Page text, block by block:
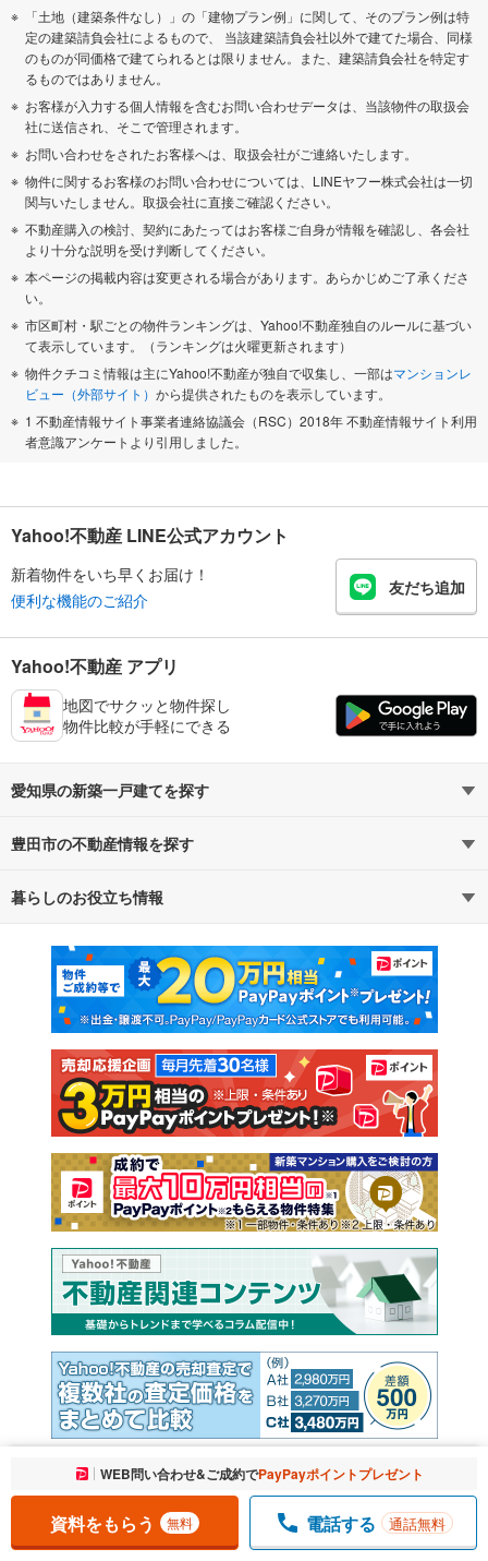
「土地（建築条件なし）」の「建物プラン例」に関して、そのプラン例は特
定の建築請負会社によるもので、 当該建築請負会社以外で建てた場合、同様
のものが同価格で建てられるとは限りません。また、建築請負会社を特定す
るものではありません。
お客様が入力する個人情報を含むお問い合わせデータは、当該物件の取扱会
社に送信され、そこで管理されます。
お問い合わせをされたお客様へは、取扱会社がご連絡いたします。
物件に関するお客様のお問い合わせについては、LINEヤフー株式会社は一切
関与いたしません。取扱会社に直接ご確認ください。
不動産購入の検討、契約にあたってはお客様ご自身が情報を確認し、各会社
より十分な説明を受け判断してください。
本ページの掲載内容は変更される場合があります。あらかじめご了承くださ
い。
市区町村・駅ごとの物件ランキングは、Yahoo!不動産独自のルールに基づい
て表示しています。（ランキングは火曜更新されます）
物件クチコミ情報は主にYahoo!不動産が独自で収集し、一部はマンションレ
ビュー（外部サイト） から提供されたものを表示しています。
1 不動産情報サイト事業者連絡協議会（RSC）2018年 不動産情報サイト利用
者意識アンケートより引用しました。
お気に入りに追加しました。 一覧を開く
WEB問い合わせ&ご成約でPayPayポイントプレゼント
資料をもらう 無料 電話する 通話無料
Yahoo!不動産 LINE公式アカウント
新着物件をいち早くお届け！
便利な機能のご紹介
友だち追加
Yahoo!不動産 アプリ
地図でサクッと物件探し
物件比較が手軽にできる
愛知県の新築一戸建てを探す
路線・駅から探す
通勤・通学時間から探す
豊田市の不動産情報を探す
不動産・住宅
新築マンション 中古マンション
新築一戸建て 中古一戸建て
注文住宅 土地
売却査定
暮らしのお役立ち情報
マンションカタログ 教えて！住まいの先生